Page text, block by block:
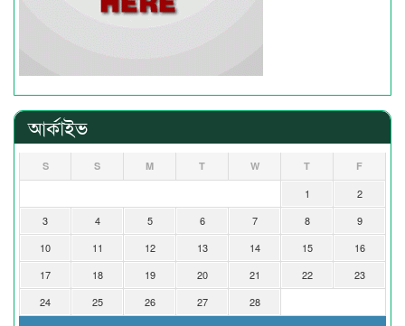
আর্কাইভ
S S M T W T F
1
2
3
4 5 6 7 8
9
10
11 12 13 14 15
16
17
18 19 20 21 22
23
24
25 26 27 28